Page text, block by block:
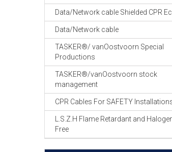
Data/Network cable Shielded CPR
Data/Network cable
TASKER®/ vanOostvoorn Special
Productions
TASKER®/vanOostvoorn stock
management
CPR Cables For SAFETY
L.S.Z.H Flame Retardant and
Free